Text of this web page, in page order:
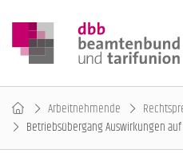
Arbeitnehmende
Betriebsübergang Auswirkungen